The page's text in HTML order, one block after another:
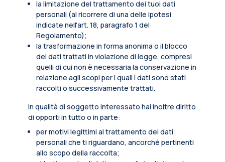
la limitazione del trattamento dei tuoi dati
personali (al ricorrere di una delle ipotesi
indicate nell'art. 18, paragrafo 1 del
Regolamento);
la trasformazione in forma anonima o il blocco
dei dati trattati in violazione di legge, compresi
quelli di cui non è necessaria la conservazione in
relazione agli scopi per i quali i dati sono stati
raccolti o successivamente trattati.
In qualità di soggetto interessato hai inoltre diritto
di opporti in tutto o in parte:
per motivi legittimi al trattamento dei dati
personali che ti riguardano, ancorché pertinenti
allo scopo della raccolta;